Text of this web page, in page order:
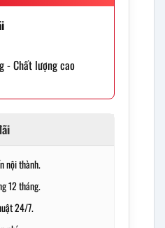
- Chất lượng cao
nội thành.
12 tháng.
24/7.